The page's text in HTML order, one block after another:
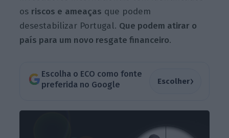
os riscos e ameaças que podem
desestabilizar Portugal. Que podem atirar o
país para um novo resgate financeiro.
Escolha o ECO como fonte
preferida no Google
Escolher›